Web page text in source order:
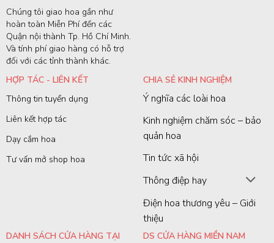
Chúng tôi giao hoa gần như
hoàn toàn Miễn Phí đến các
Quận nội thành Tp. Hồ Chí Minh.
Và tính phí giao hàng có hỗ trợ
đối với các tỉnh thành khác.
HỢP TÁC - LIÊN KẾT
Thông tin tuyển dụng
Liên kết hợp tác
Dạy cắm hoa
Tư vấn mở shop hoa
CHIA SẺ KINH NGHIỆM
Ý nghĩa các loài hoa
Kinh nghiệm chăm sóc – bảo
quản hoa
Tin tức xã hội
Thông điệp hay
Điện hoa thương yêu – Giới
thiệu
DANH SÁCH CỬA HÀNG TẠI
DS CỬA HÀNG MIỀN NAM